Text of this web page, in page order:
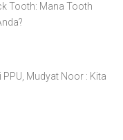
Tooth: Mana Tooth
Mudyat Noor : Kita